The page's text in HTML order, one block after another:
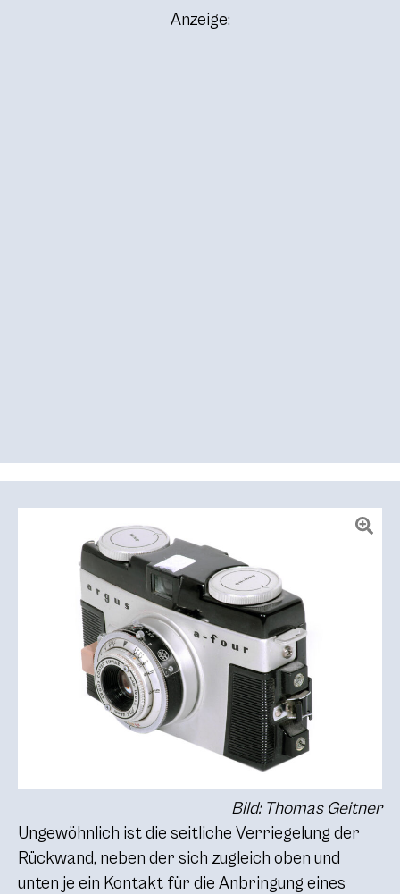
Anzeige:
Bild: Thomas Geitner
Ungewöhnlich ist die seitliche Verriegelung der
Rückwand, neben der sich zugleich oben und
unten je ein Kontakt für die Anbringung eines